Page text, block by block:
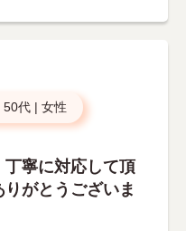
50代 | 女性
寧に対応して頂
がとうございま